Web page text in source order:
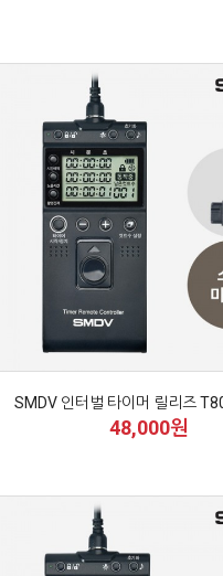
SMDV 인터벌 타이머 릴리즈
48,000원